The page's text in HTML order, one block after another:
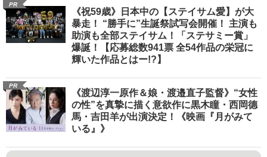
PR
《祝59歳》日本中の【ステイサム愛】が大
暴走！ “勝手に”生誕祭試写会開催！ 主演も
助演も全部ステイサム！「ステサミー賞」
爆誕！【応募総数941票 全54作品の栄冠に
輝いた作品とはー!?】
PR
《渡辺淳一原作＆娘・渡邉直子監督》“女性
の性”を真摯に描く意欲作に黒木瞳・西岡德
馬・吉田羊が出演決定！《映画『月がみて
いる』》